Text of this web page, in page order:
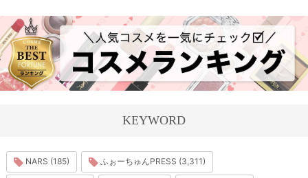
KEYWORD
NARS (185) ふぉーちゅんPRESS (3,311)